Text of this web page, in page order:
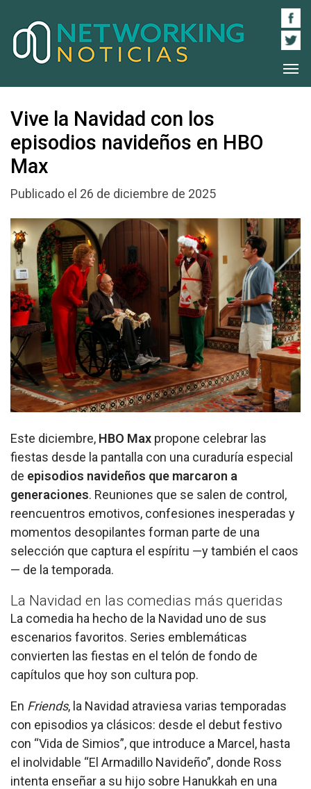
Vive la Navidad con los
episodios navideños en HBO
Max
Publicado el 26 de diciembre de 2025
Este diciembre, HBO Max propone celebrar las
fiestas desde la pantalla con una curaduría especial
de episodios navideños que marcaron a
generaciones. Reuniones que se salen de control,
reencuentros emotivos, confesiones inesperadas y
momentos desopilantes forman parte de una
selección que captura el espíritu —y también el caos
— de la temporada.
La Navidad en las comedias más queridas
La comedia ha hecho de la Navidad uno de sus
escenarios favoritos. Series emblemáticas
convierten las fiestas en el telón de fondo de
capítulos que hoy son cultura pop.
En Friends, la Navidad atraviesa varias temporadas
con episodios ya clásicos: desde el debut festivo
con “Vida de Simios”, que introduce a Marcel, hasta
el inolvidable “El Armadillo Navideño”, donde Ross
intenta enseñar a su hijo sobre Hanukkah en una